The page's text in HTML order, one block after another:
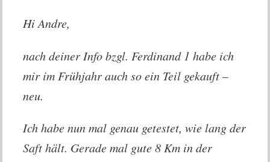
Hi Andre,
nach deiner Info bzgl. Ferdinand 1 habe ich
mir im Frühjahr auch so ein Teil gekauft –
neu.
Ich habe nun mal genau getestet, wie lang der
Saft hält. Gerade mal gute 8 Km in der